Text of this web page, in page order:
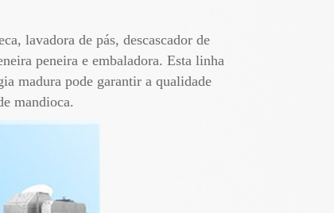
lavadora de pás, descascador de
peneira e embaladora. Esta linha
madura pode garantir a qualidade
mandioca.